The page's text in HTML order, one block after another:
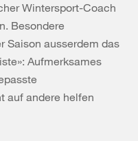
Wintersport-Coach
Besondere
Saison ausserdem das
Aufmerksames
auf andere helfen